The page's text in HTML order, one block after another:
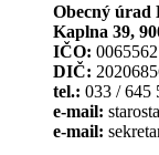
Obecný úrad
Kaplna 39,
IČO:
DIČ:
tel.: 033 / 645
e-mail:
e-mail: